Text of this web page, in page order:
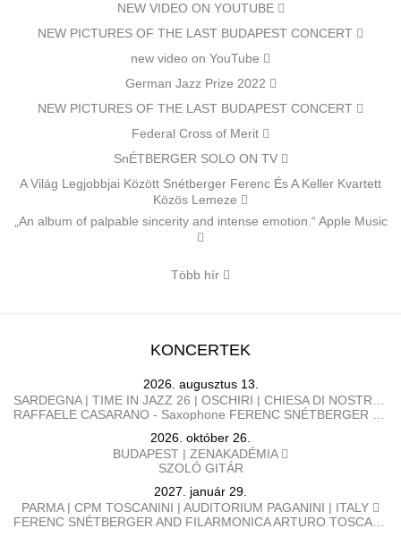
NEW VIDEO ON YOUTUBE
NEW PICTURES OF THE LAST BUDAPEST CONCERT
new video on YouTube
German Jazz Prize 2022
NEW PICTURES OF THE LAST BUDAPEST CONCERT
Federal Cross of Merit
SnÉTBERGER SOLO ON TV
A Világ Legjobbjai Között Snétberger Ferenc És A Keller Kvartett
Közös Lemeze
„An album of palpable sincerity and intense emotion.“ Apple Music
Több hír
KONCERTEK
2026. augusztus 13.
2026. október 26.
BUDAPEST | ZENAKADÉMIA
SZOLÓ GITÁR
2027. január 29.
PARMA | CPM TOSCANINI | AUDITORIUM PAGANINI | ITALY